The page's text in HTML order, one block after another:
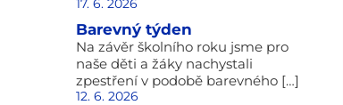
17. 6. 2026
Barevný týden
Na závěr školního roku jsme pro
naše děti a žáky nachystali
zpestření v podobě barevného […]
12. 6. 2026